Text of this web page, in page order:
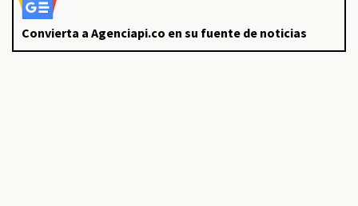
Convierta a Agenciapi.co en su fuente de noticias